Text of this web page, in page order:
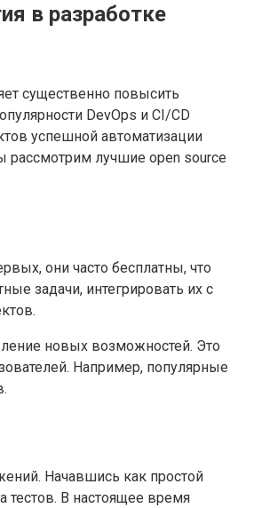
в разработке
существенно повысить
DevOps и CI/CD
успешной автоматизации
рассмотрим лучшие open source
они часто бесплатны, что
задачи, интегрировать их с
новых возможностей. Это
Например, популярные
Начавшись как простой
тестов. В настоящее время